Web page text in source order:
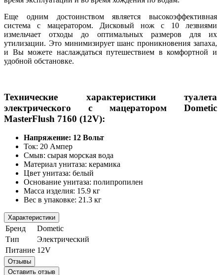
Еще одним достоинством является высокоэффективная
система с мацератором. Дисковый нож с 10 лезвиями
измельчает отходы до оптимальных размеров для их
утилизации. Это минимизирует шанс проникновения запаха,
и Вы можете наслаждаться путешествием в комфортной и
удобной обстановке.
Технические характеристики туалета
электрического с мацератором Dometic
MasterFlush 7160 (12V):
Напряжение: 12 Вольт
Ток: 20 Ампер
Смыв: сырая морская вода
Материал унитаза: керамика
Цвет унитаза: белый
Основание унитаза: полипропилен
Масса изделия: 15.9 кг
Вес в упаковке: 21.3 кг
Характеристики
Бренд
Dometic
Тип
Электрический
Питание 12V
Отзывы
Оставить отзыв